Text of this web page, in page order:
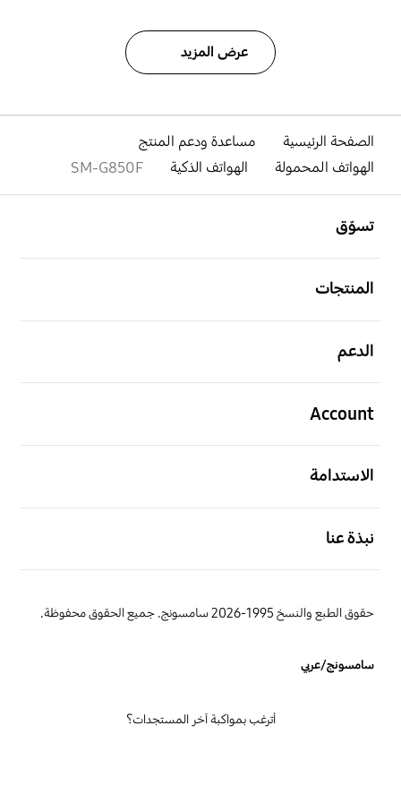
عرض المزيد
الصفحة الرئيسية
مساعدة ودعم المنتج
الهواتف المحمولة
الهواتف الذكية SM-G850F
تسوّق
المنتجات
الدعم
Account
الاستدامة
نبذة عنا
حقوق الطبع والنسخ 1995-2026 سامسونج. جميع الحقوق محفوظة.
سامسونج/عربي
أترغب بمواكبة آخر المستجدات؟